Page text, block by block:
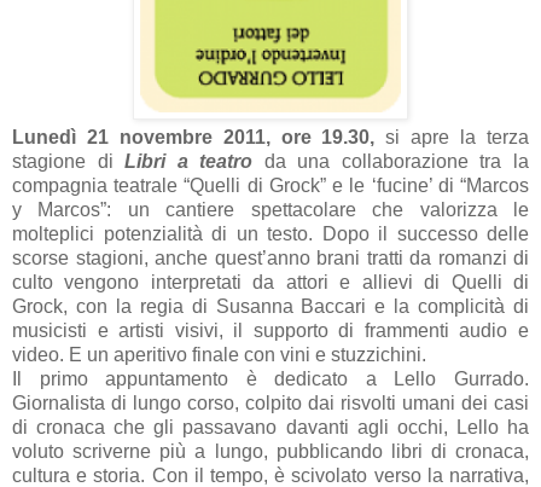
Lunedì 21 novembre 2011, ore 19.30,si apre la terza
stagione diLibri a teatro da una collaborazione tra la
compagnia teatrale “Quelli di Grock” e le ‘fucine’ di “Marcos
y Marcos”: un cantiere spettacolare che valorizza le
molteplici potenzialità di un testo.
Dopo il successo delle
scorse stagioni, anche quest’anno brani tratti da romanzi di
culto vengono interpretati da attori e allievi di Quelli di
Grock, con la regia di Susanna Baccari e la complicità di
musicisti e artisti visivi, il supporto di frammenti audio e
video. E un aperitivo finale con vini e stuzzichini.
Il primo appuntamento è dedicato a Lello Gurrado.
Giornalista di lungo corso, colpito dai risvolti umani dei casi
di cronaca che gli passavano davanti agli occhi, Lello ha
voluto scriverne più a lungo, pubblicando libri di cronaca,
cultura e storia. Con il tempo, è scivolato verso la narrativa,